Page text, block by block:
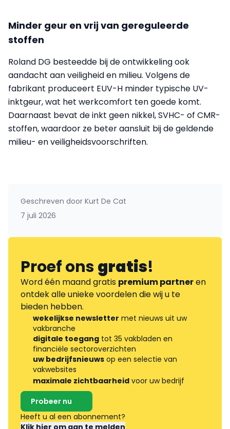
Minder geur en vrij van gereguleerde
stoffen
Roland DG besteedde bij de ontwikkeling ook
aandacht aan veiligheid en milieu. Volgens de
fabrikant produceert EUV-H minder typische UV-
inktgeur, wat het werkcomfort ten goede komt.
Daarnaast bevat de inkt geen nikkel, SVHC- of CMR-
stoffen, waardoor ze beter aansluit bij de geldende
milieu- en veiligheidsvoorschriften.
Geschreven door Kurt De Cat
7 juli 2026
Proef onsgratis!
Word één maand gratis premium partneren
ontdek alle unieke voordelen die wij u te
bieden hebben.
wekelijkse newsletter met nieuws uit uw
vakbranche
digitale toegang tot 35 vakbladen en
financiële sectoroverzichten
uw bedrijfsnieuws op een selectie van
vakwebsites
maximale zichtbaarheid voor uw bedrijf
Probeer nu
Heeft u al een abonnement?
Klik hier om aan te melden